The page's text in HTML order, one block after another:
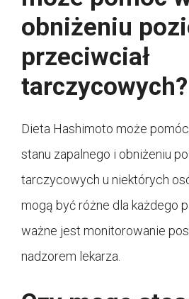
obniżeniu
przeciwciał
tarczycowych?
Dieta Hashimoto może
stanu zapalnego i obniżeniu
tarczycowych u niektórych
mogą być różne dla każdego
ważne jest monitorowanie
nadzorem lekarza.